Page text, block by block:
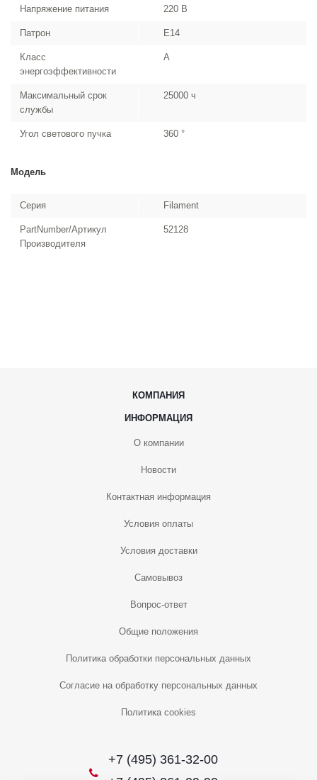
Напряжение питания 220 В
Патрон E14
Класс
энергоэффективности
A
Максимальный срок
службы
25000 ч
Угол светового пучка 360 °
Модель
Серия Filament
PartNumber/Артикул
Производителя
52128
КОМПАНИЯ
ИНФОРМАЦИЯ
О компании
Новости
Контактная информация
Условия оплаты
Условия доставки
Самовывоз
Вопрос-ответ
Общие положения
Политика обработки персональных данных
Согласие на обработку персональных данных
Политика cookies
+7 (495) 361-32-00